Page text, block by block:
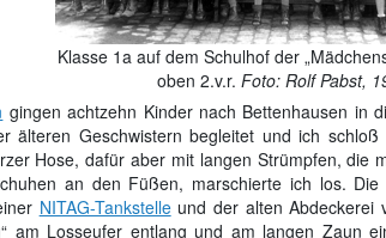
Klasse 1a auf dem Schulhof der
oben 2.v.r.Foto: Rolf Pabst,
gingen achtzehn Kinder nach Bettenhausen in
älteren Geschwistern begleitet und ich
Hose, dafür aber mit langen Strümpfen, die
an den Füßen, marschierte ich los.
NITAG-Tankstelleund der alten Abdeckerei
am Losseufer entlang und am langen Zaun